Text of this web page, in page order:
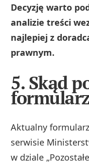
Decyzję warto
analizie treści
najlepiej z
prawnym.
5. Skąd
formularz
Aktualny formularz
serwisie
w dziale